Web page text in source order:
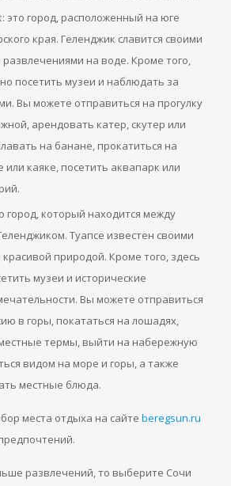
это город, расположенный на юге
края. Геленджик славится своими
на воде. Кроме того,
посетить музеи и наблюдать за
Вы можете отправиться на прогулку
арендовать катер, скутер или
на банане, прокатиться на
или каяке, посетить аквапарк или
город, который находится между
Туапсе известен своими
природой. Кроме того, здесь
музеи и исторические
Вы можете отправиться
в горы, покататься на лошадях,
термы, выйти на набережную
видом на море и горы, а также
местные блюда.
места отдыха на сайте beregsun.ru
развлечений, то выберите Сочи